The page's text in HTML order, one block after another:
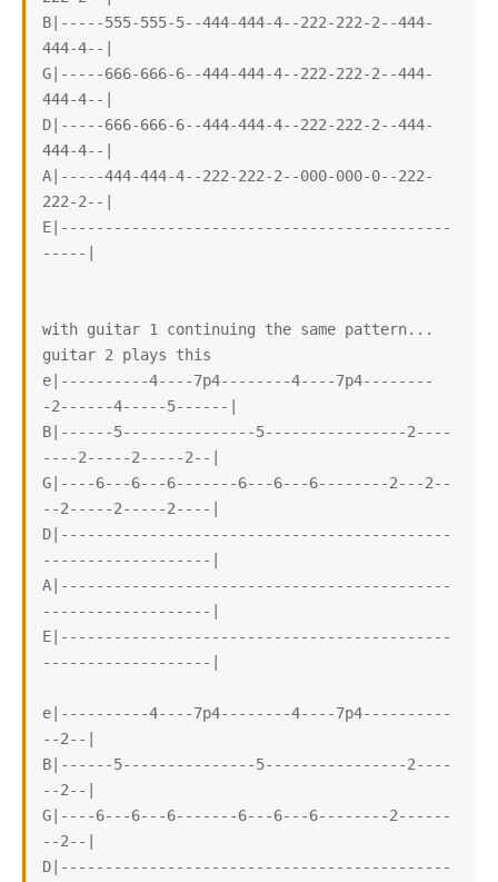
B|-----555-555-5--444-444-4--222-222-2--444-
444-4--|
G|-----666-666-6--444-444-4--222-222-2--444-
444-4--|
D|-----666-666-6--444-444-4--222-222-2--444-
444-4--|
A|-----444-444-4--222-222-2--000-000-0--222-
222-2--|
E|--------------------------------------------
-----|
with guitar 1 continuing the same pattern...
guitar 2 plays this
e|----------4----7p4--------4----7p4--------
-2------4-----5------|
B|------5---------------5----------------2----
----2-----2-----2--|
G|----6---6---6-------6---6---6--------2---2--
--2-----2-----2----|
D|--------------------------------------------
-------------------|
A|--------------------------------------------
-------------------|
E|--------------------------------------------
-------------------|
e|----------4----7p4--------4----7p4----------
--2--|
B|------5---------------5----------------2----
--2--|
G|----6---6---6-------6---6---6--------2------
--2--|
D|--------------------------------------------